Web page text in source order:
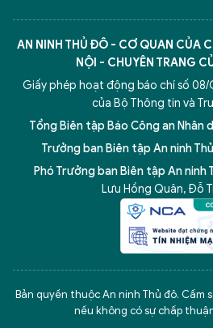
AN NINH THỦ ĐÔ - CƠ QUAN CỦA
NỘI - CHUYÊN TRANG
Giấy phép hoạt động báo chí số 08/
của Bộ Thông tin và
Tổng Biên tập Báo Công an Nhân
Trưởng ban Biên tập An ninh
Phó Trưởng ban Biên tập An ninh
Lưu Hồng Quân, Đỗ
Bản quyền thuộc An ninh Thủ đô. Cấm
nếu không có sự chấp
5 điểm nghẽn của Hà Nội